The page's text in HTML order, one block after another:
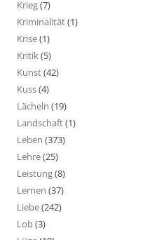
Krieg(7)
Kriminalität(1)
Krise(1)
Kritik(5)
Kunst(42)
Kuss(4)
Lächeln (19)
Landschaft(1)
Leben (373)
Lehre(25)
Leistung(8)
Lernen (37)
Liebe(242)
Lob(3)